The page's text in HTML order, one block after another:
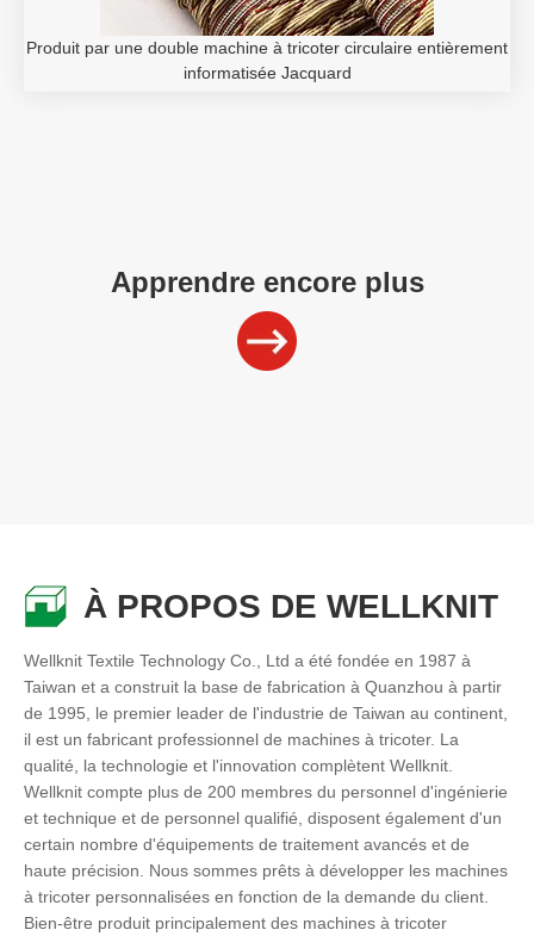
Produit par une double machine à tricoter circulaire entièrement
informatisée Jacquard
Apprendre encore plus
À PROPOS DE WELLKNIT
Wellknit Textile Technology Co., Ltd a été fondée en 1987 à
Taiwan et a construit la base de fabrication à Quanzhou à partir
de 1995, le premier leader de l'industrie de Taiwan au continent,
il est un fabricant professionnel de machines à tricoter. La
qualité, la technologie et l'innovation complètent Wellknit.
Wellknit compte plus de 200 membres du personnel d'ingénierie
et technique et de personnel qualifié, disposent également d'un
certain nombre d'équipements de traitement avancés et de
haute précision. Nous sommes prêts à développer les machines
à tricoter personnalisées en fonction de la demande du client.
Bien-être produit principalement des machines à tricoter